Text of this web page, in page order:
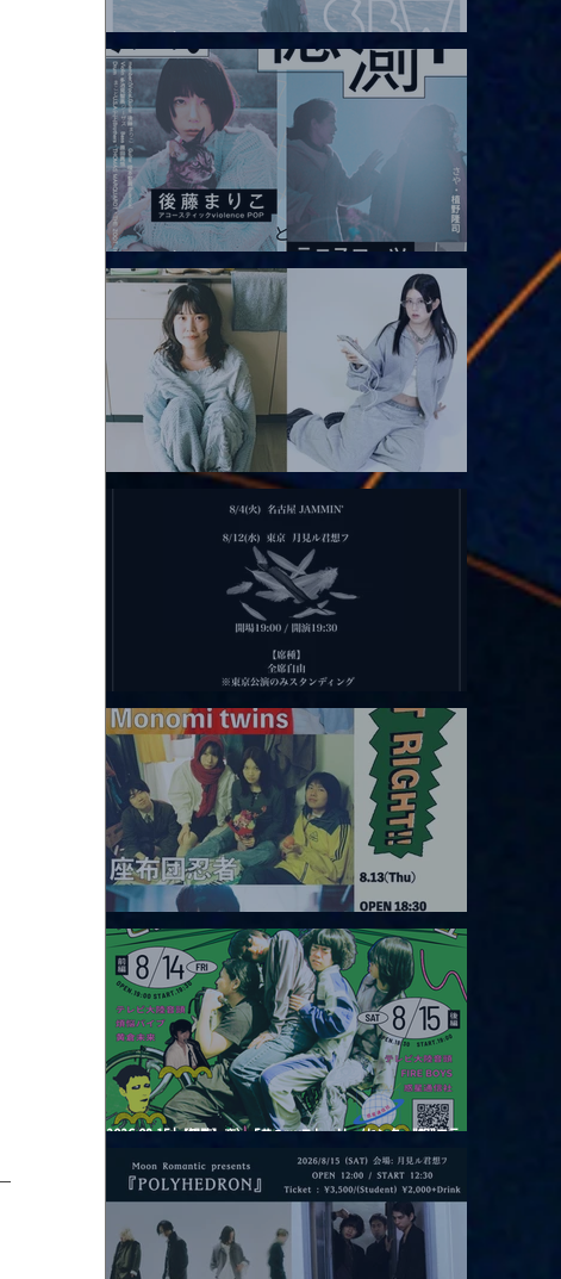
2026.08.08 |【観覧】Oaiko pre.「これから」延期公演 Blurred
City Lights × 17歳とベルリンの壁
2026.08.10 |【観覧】「巷のmyストーリー/風の憶測1～後藤まりこ
アコースティックviolence POPとテニスコーツ」
2026.08.12 |【観覧】田澤孝介 ソロワンマン 「Ballad Box 2026」
2026.08.13 |【観覧】JUST RIGHT!! vol.26
2026.08.15 |【観覧】夜）『巷のmyストーリー/センター"訳"フラ